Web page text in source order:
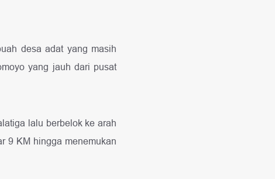
desa adat yang masih
yang jauh dari pusat
lalu berbelok ke arah
9 KM hingga menemukan